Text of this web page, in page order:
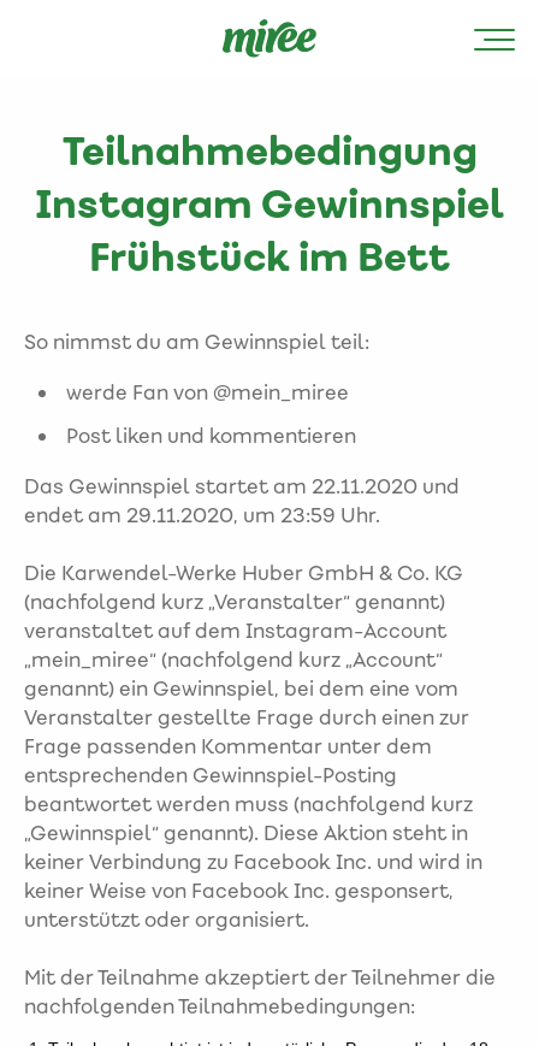
Teilnahmebedingung
Instagram Gewinnspiel
Frühstück im Bett
So nimmst du am Gewinnspiel teil:
werde Fan von @mein_miree
Post liken und kommentieren
Das Gewinnspiel startet am 22.11.2020 und
endet am 29.11.2020, ‪um 23:59 Uhr.
Die Karwendel-Werke Huber GmbH & Co. KG
(nachfolgend kurz „Veranstalter“ genannt)
veranstaltet auf dem Instagram-Account
„mein_miree“ (nachfolgend kurz „Account“
genannt) ein Gewinnspiel, bei dem eine vom
Veranstalter gestellte Frage durch einen zur
Frage passenden Kommentar unter dem
entsprechenden Gewinnspiel-Posting
beantwortet werden muss (nachfolgend kurz
„Gewinnspiel“ genannt). Diese Aktion steht in
keiner Verbindung zu Facebook Inc. und wird in
keiner Weise von Facebook Inc. gesponsert,
unterstützt oder organisiert.
Mit der Teilnahme akzeptiert der Teilnehmer die
nachfolgenden Teilnahmebedingungen: